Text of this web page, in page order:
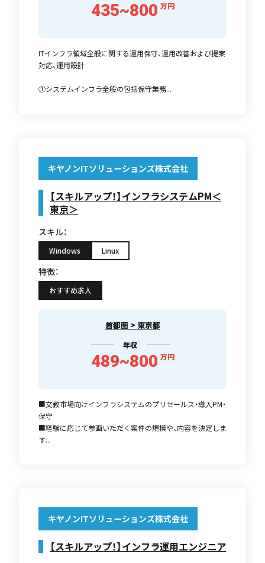
435~800 万円
ITインフラ領域全般に関する運用保守、運用改善および提案
対応、運用設計
①システムインフラ全般の包括保守業務...
キヤノンITソリューションズ株式会社
【スキルアップ！】インフラシステムPM＜
東京＞
スキル：
Windows Linux
特徴：
おすすめ求人
首都圏 > 東京都
年収
489~800 万円
■文教市場向けインフラシステムのプリセールス・導入PM・
保守
■経験に応じて参画いただく案件の規模や、内容を決定しま
す...
キヤノンITソリューションズ株式会社
【スキルアップ！】インフラ運用エンジニア